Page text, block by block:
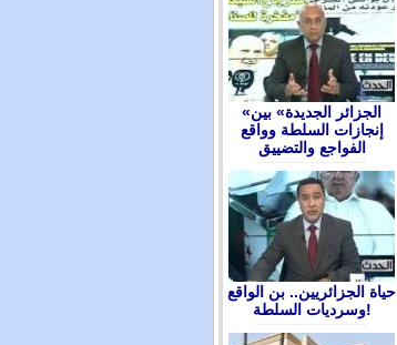
«الجزائر الجديدة» بين
إنجازات السلطة وواقع
الفواجع والتضييق
حياة الجزائريين.. بن الواقع
وسرديات السلطة!